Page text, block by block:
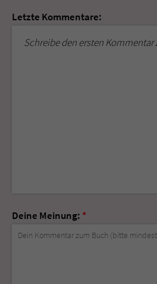
Letzte Kommentare:
Schreibe den ersten Kommentar
Deine Meinung: *